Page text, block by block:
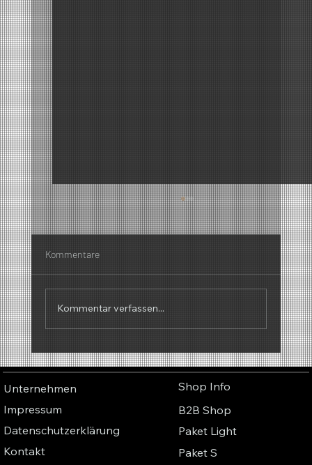
Warum Düfte klingen – Die faszinierende
Verbindung zwischen Parfüm, Musik und
Farben
Kommentare
Kommentar verfassen...
Unternehmen
Impressum
Datenschutzerklärung
Kontakt
Shop Info
B2B Shop
Paket Light
Paket S